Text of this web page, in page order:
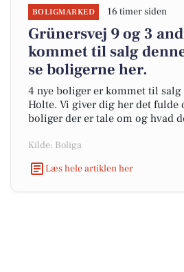
BOLIGMARKED 16 timer siden
Grünersvej 9 og 3
kommet til salg
se boligerne her.
4 nye boliger er kommet til salg
Holte. Vi giver dig her det fulde
boliger der er tale om og hvad
Kilde: Boliga
Læs hele artiklen her